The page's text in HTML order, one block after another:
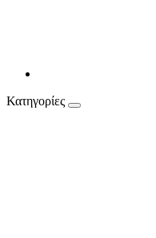
Κατηγορίες